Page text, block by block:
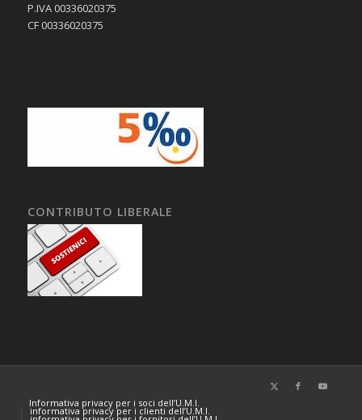
P.IVA 00336020375
CF 00336020375
CONTRIBUTO LIBERALE
Informativa privacy per i soci dell’U.M.I.
informativa privacy per i clienti dell’U.M.I.